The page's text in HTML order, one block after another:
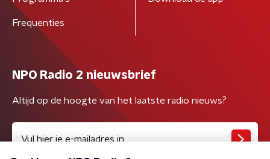
Frequenties
NPO Radio 2 nieuwsbrief
Altijd op de hoogte van het laatste radio nieuws?